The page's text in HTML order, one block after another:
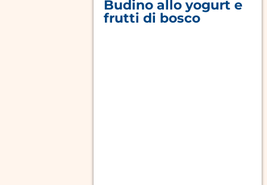
Budino allo yogurt e
frutti di bosco